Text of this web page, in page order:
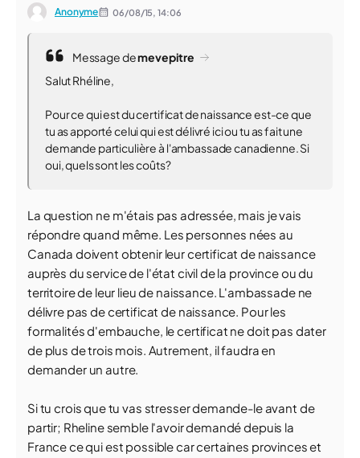
Anonyme 06/08/15,14:06
Message demevepitre
Salut Rhéline,
Pour ce qui est du certificat de naissance est-ce que
tu as apporté celui qui est délivré ici ou tu as fait une
demande particulière à l'ambassade canadienne. Si
oui, quels sont les coûts?
La question ne m'étais pas adressée, mais je vais
répondre quand même. Les personnes nées au
Canada doivent obtenir leur certificat de naissance
auprès du service de l'état civil de la province ou du
territoire de leur lieu de naissance. L'ambassade ne
délivre pas de certificat de naissance. Pour les
formalités d'embauche, le certificat ne doit pas dater
de plus de trois mois. Autrement, il faudra en
demander un autre.
Si tu crois que tu vas stresser demande-le avant de
partir; Rheline semble l'avoir demandé depuis la
France ce qui est possible car certaines provinces et